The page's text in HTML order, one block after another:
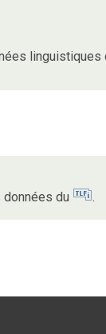
linguistiques
du
.